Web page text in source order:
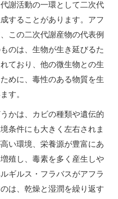
謝活動の一環として二次代
することがあります。アフ
この二次代謝産物の代表例
のは、生物が生き延びるた
ており、他の微生物との生
めに、毒性のある物質を生
す。
かは、カビの種類や遺伝的
条件にも大きく左右されま
い環境、栄養源が豊富にあ
殖し、毒素を多く産生しや
ギルス・フラバスがアフラ
は、乾燥と湿潤を繰り返す